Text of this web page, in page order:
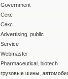
Government
Секс
Секс
Advertising, public
Service
Webmaster
Pharmaceutical, biotech
грузовые шины,